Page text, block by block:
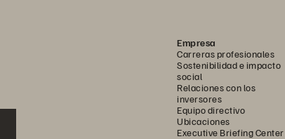
Empresa
Carreras profesionales
Sostenibilidad e impacto
social
Relaciones con los
inversores
Equipo directivo
Ubicaciones
Executive Briefing Center